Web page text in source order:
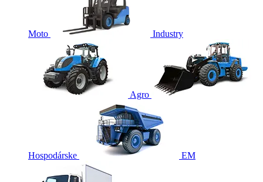
Moto Industry
Agro
Hospodárske EM